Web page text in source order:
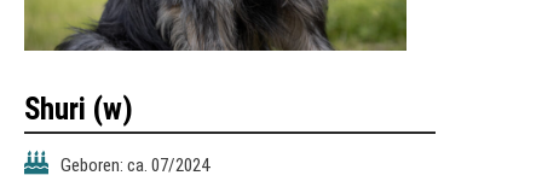
Shuri (w)
Geboren: ca. 07/2024